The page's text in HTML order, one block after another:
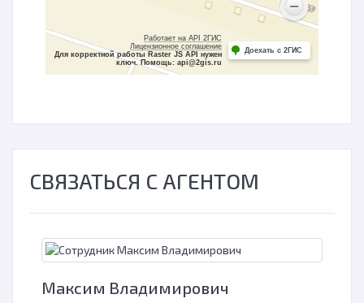
Работает на API 2ГИС
Лицензионное соглашение
Для корректной работы Raster JS API нужен
ключ. Помощь: api@2gis.ru
Доехать с 2ГИС
СВЯЗАТЬСЯ С АГЕНТОМ
Максим Владимирович